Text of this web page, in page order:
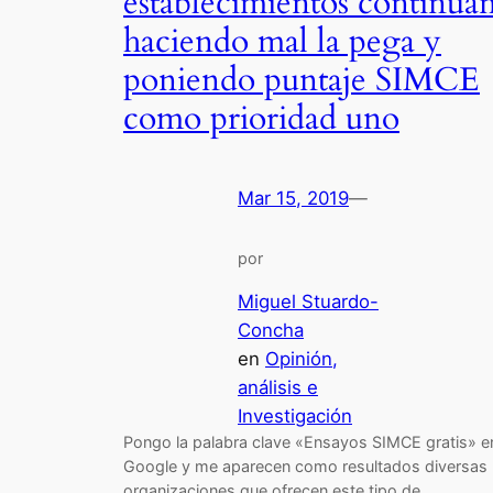
haciendo mal la pega y
poniendo puntaje SIMCE
como prioridad uno
Mar 15, 2019—
por
Miguel Stuardo-
Concha
en Opinión,
análisis e
Investigación
Pongo la palabra clave «Ensayos SIMCE gratis»
Google y me aparecen como resultados diversas